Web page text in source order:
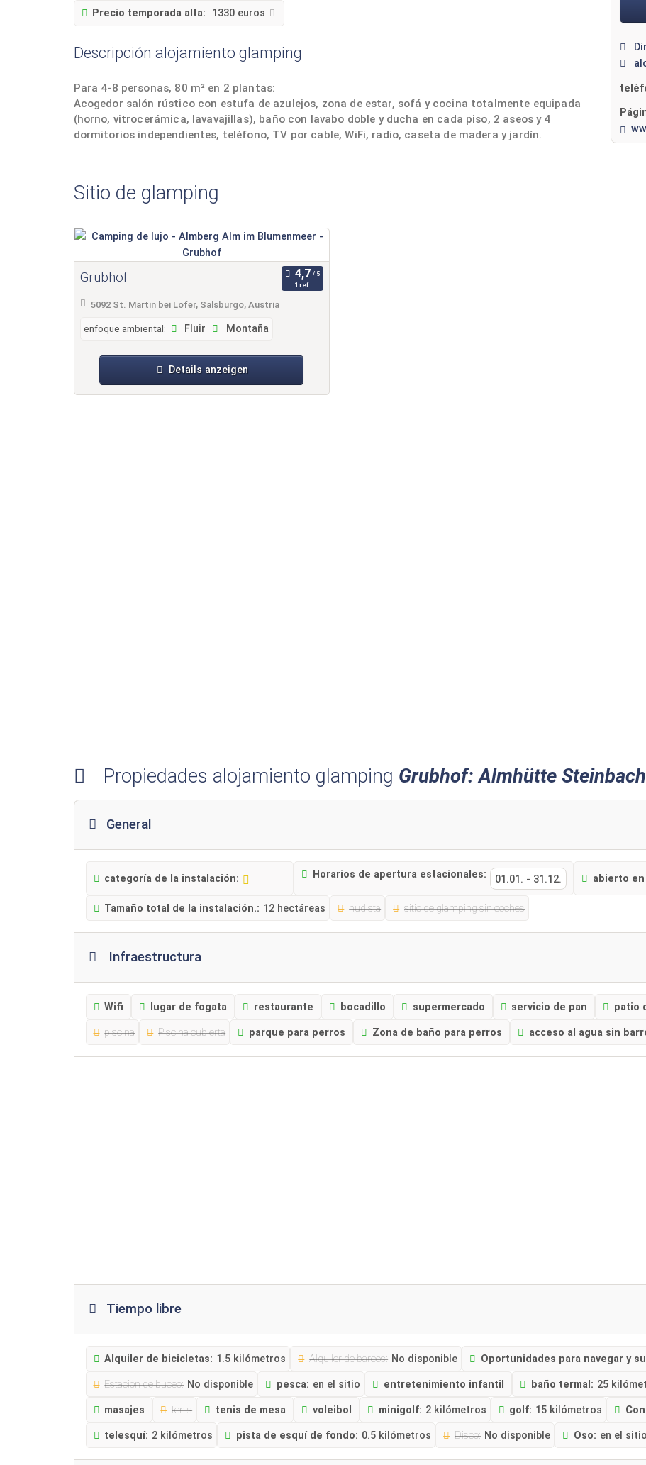
Precio temporada alta: 1330 euros
Descripción alojamiento glamping
Para 4-8 personas, 80 m² en 2 plantas:
Acogedor salón rústico con estufa de azulejos, zona de estar, sofá y cocina totalmente equipada
(horno, vitrocerámica, lavavajillas), baño con lavabo doble y ducha en cada piso, 2 aseos y 4
dormitorios independientes, teléfono, TV por cable, WiFi, radio, caseta de madera y jardín.
Sitio de glamping
Grubhof 1 ref.
5092 St. Martin bei Lofer, Salsburgo, Austria
enfoque ambiental: Fluir Montaña
Details anzeigen
Propiedades alojamiento glamping Grubhof: Almhütte
General
categoría de la instalación: Horarios de apertura estacionales: 01.01. - 31.12. abierto
Tamaño total de la instalación.: 12 hectáreas nudista sitio de glamping sin coches
Infraestructura
Wifi lugar de fogata restaurante bocadillo supermercado servicio de pan patio
piscina Piscina cubierta parque para perros Zona de baño para perros acceso al agua sin
Tiempo libre
Alquiler de bicicletas: 1.5 kilómetros Alquiler de barcos: No disponible Oportunidades para navegar y
Estación de buceo: No disponible pesca: en el sitio entretenimiento infantil baño termal: 25
masajes tenis tenis de mesa voleibol minigolf: 2 kilómetros golf: 15 kilómetros
telesquí: 2 kilómetros pista de esquí de fondo: 0.5 kilómetros Disco: No disponible Oso: en el sitio